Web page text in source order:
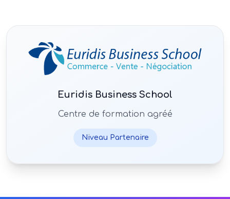
Euridis Business School
Centre de formation agréé
Niveau Partenaire